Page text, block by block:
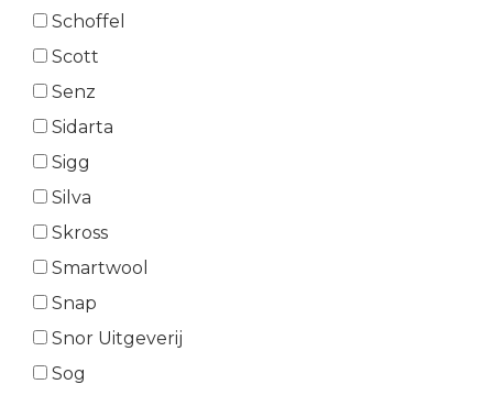
Schoffel
Scott
Senz
Sidarta
Sigg
Silva
Skross
Smartwool
Snap
Snor Uitgeverij
Sog